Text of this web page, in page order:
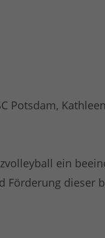
ein
Förderung dieser